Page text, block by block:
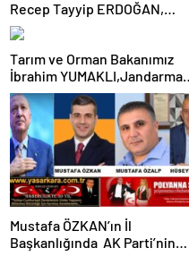
Recep Tayyip ERDOĞAN,
Milliyetçi Hareket Partisi
(MHP) Genel Başkanı Adanalı
Hemşerimiz Büyüğümüz
Devlet BAHÇELİ’yi
Cumhurbaşkanlığı
Külliyesinde kabul etti…
Tarım ve Orman Bakanımız
İbrahim YUMAKLI,Jandarma
Genel Komutanımız Adanalı
Gurur Kaynağımız Orgeneral
Ali ÇARDAKÇI Paşamız ve
Adana Valimiz Mustafa
YAVUZ’un Önemle Dikkatleri
Başta Olmak Üzere; KOZAN
GAZİKÖY’DEN ETKİN DEĞER
“TÜRKEŞ MANGA”DAN
KAMUOYUNA SAYGIYLA…
Mustafa ÖZKAN’ın İl
Başkanlığında AK Parti’nin